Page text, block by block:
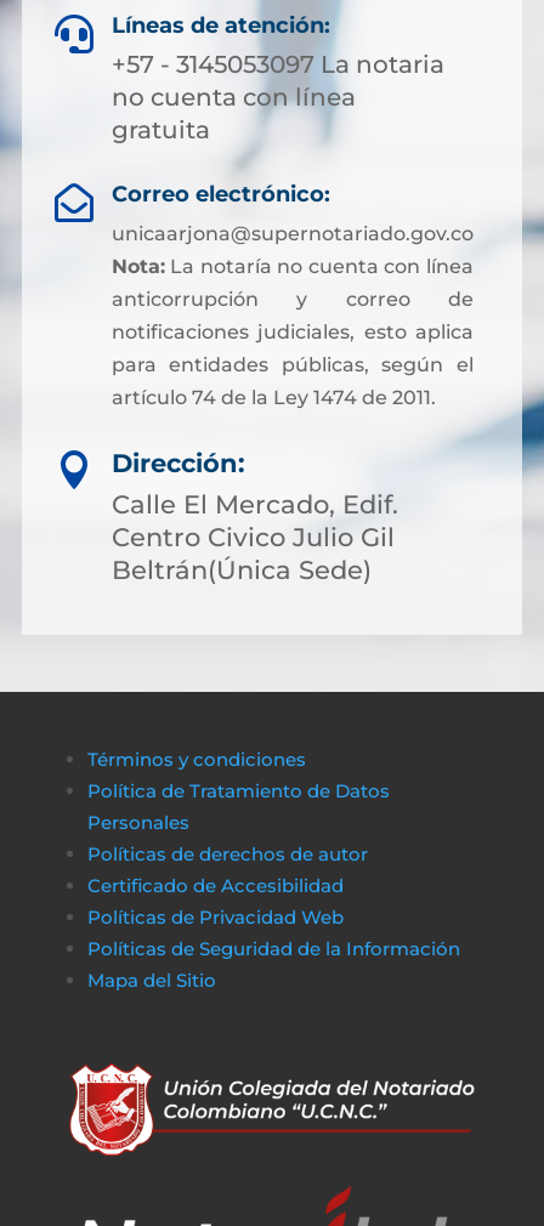
 Líneas de atención:
+57 - 3145053097 La notaria
no cuenta con línea
gratuita
 Correo electrónico:
unicaarjona@supernotariado.gov.co
Nota:La notaría no cuenta con línea
anticorrupción y correo de
notificaciones judiciales, esto aplica
para entidades públicas, según el
artículo 74 de la Ley 1474 de 2011.

Dirección:
Calle El Mercado, Edif.
Centro Civico Julio Gil
Beltrán(Única Sede)
Términos y condiciones
Política de Tratamiento de Datos
Personales
Políticas de derechos de autor
Certificado de Accesibilidad
Políticas de Privacidad Web
Políticas de Seguridad de la Información
Mapa del Sitio